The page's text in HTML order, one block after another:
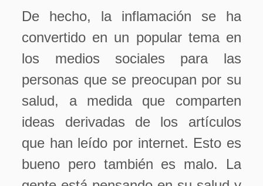
De hecho, la inflamación se ha
convertido en un popular tema en
los medios sociales para las
personas que se preocupan por su
salud, a medida que comparten
ideas derivadas de los artículos
que han leído por internet. Esto es
bueno pero también es malo. La